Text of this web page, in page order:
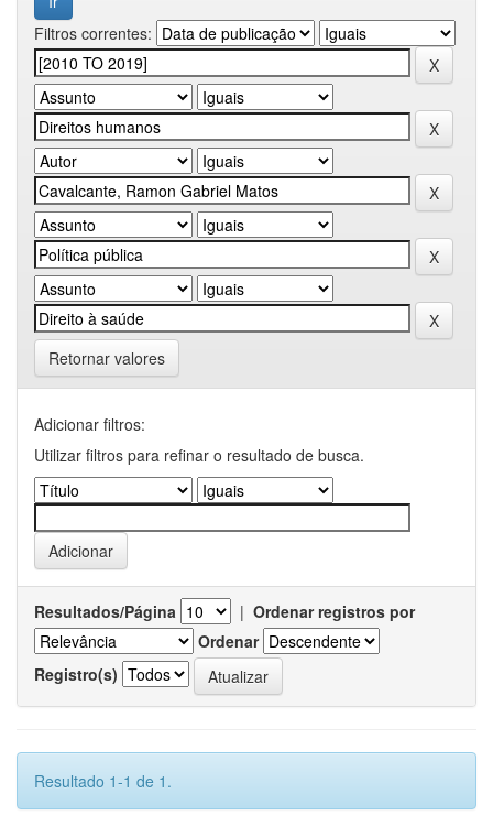
Filtros correntes:
Retornar valores
Adicionar filtros:
Utilizar filtros para refinar o resultado de busca.
Resultados/Página | Ordenar registros por
Ordenar
Registro(s)
Resultado 1-1 de 1.